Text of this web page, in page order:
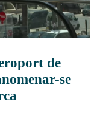
de
se